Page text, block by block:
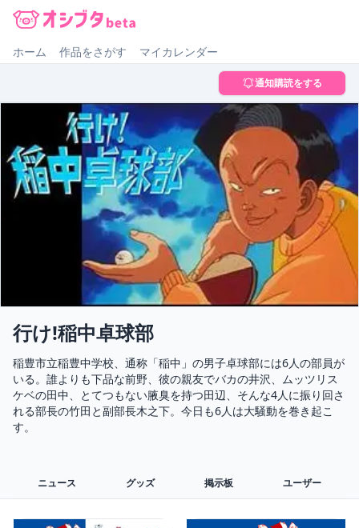
ホーム 作品をさがす マイカレンダー
通知購読をする
行け!稲中卓球部
稲豊市立稲豊中学校、通称「稲中」の男子卓球部には6人の部員が
いる。誰よりも下品な前野、彼の親友でバカの井沢、ムッツリス
ケベの田中、とてつもない腋臭を持つ田辺、そんな4人に振り回さ
れる部長の竹田と副部長木之下。今日も6人は大騒動を巻き起こ
す。
ニュース グッズ 掲示板 ユーザー